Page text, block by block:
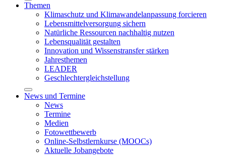
Themen
Klimaschutz und Klimawandelanpassung forcieren
Lebensmittelversorgung sichern
Natürliche Ressourcen nachhaltig nutzen
Lebensqualität gestalten
Innovation und Wissenstransfer stärken
Jahresthemen
LEADER
Geschlechtergleichstellung
News und Termine
News
Termine
Medien
Fotowettbewerb
Online-Selbstlernkurse (MOOCs)
Aktuelle Jobangebote